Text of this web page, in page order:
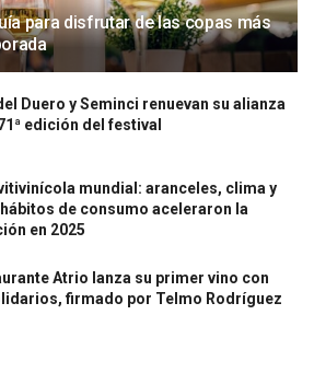
para disfrutar de las copas más
Duero y Seminci renuevan su alianza
edición del festival
mundial: aranceles, clima y
de consumo aceleraron la
en 2025
Atrio lanza su primer vino con
firmado por Telmo Rodríguez